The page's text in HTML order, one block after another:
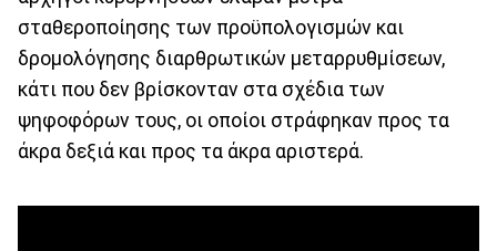
σταθεροποίησης των προϋπολογισμών και
δρομολόγησης διαρθρωτικών μεταρρυθμίσεων,
κάτι που δεν βρίσκονταν στα σχέδια των
ψηφοφόρων τους, οι οποίοι στράφηκαν προς τα
άκρα δεξιά και προς τα άκρα αριστερά.